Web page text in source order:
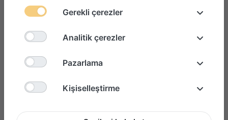
Gerekli çerezler
Analitik çerezler
Pazarlama
Kişiselleştirme